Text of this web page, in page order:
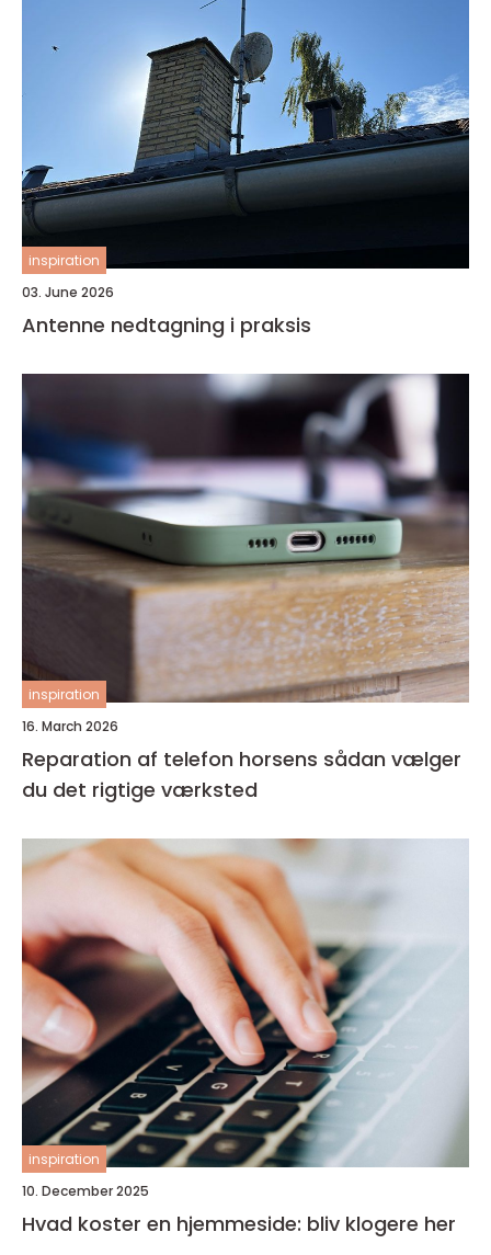
inspiration
03. June 2026
Antenne nedtagning i praksis
inspiration
16. March 2026
Reparation af telefon horsens sådan vælger
du det rigtige værksted
inspiration
10. December 2025
Hvad koster en hjemmeside: bliv klogere her